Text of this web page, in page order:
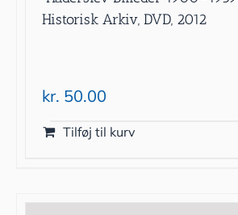
Historisk Arkiv, DVD, 2012
kr. 50.00
Tilføj til kurv